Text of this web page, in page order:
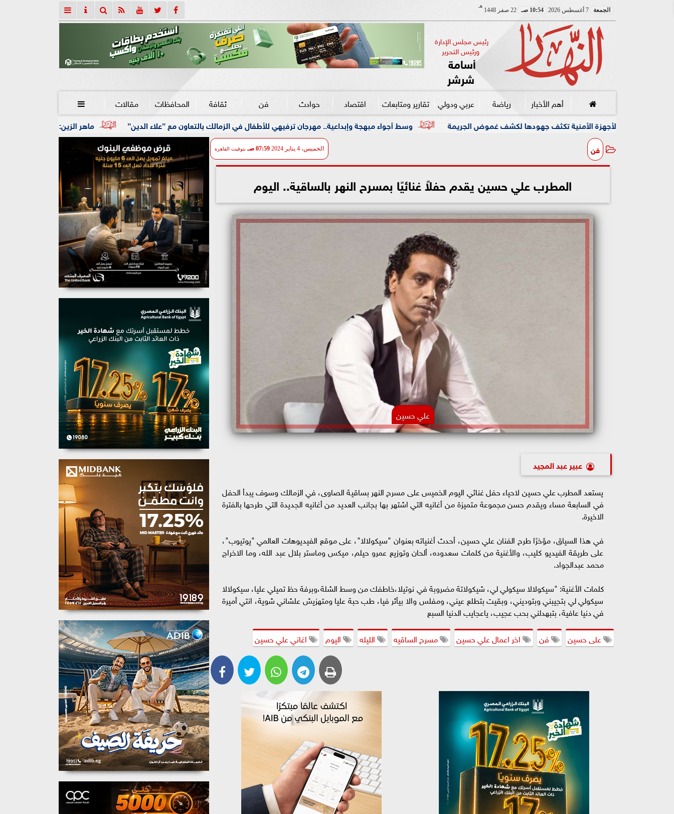
الجمعة 7 أغسطس 2026 10:54 صـ 22 صفر 1448
هـ
رئيس مجلس الإدارة
ورئيس التحرير
أسامة
شرشر
أهم الأخبار رياضة عربي ودولي تقارير ومتابعات اقتصاد حوادث فن ثقافة المحافظات مقالات 
ماهر الزين: 25 حافلة تُعيد 1250 سودانيًا ضمن الفوج الـ41.. والالتزام بوثائق السفر عزز انسيابية العودة الطوعية وسط أجواء مبهجة وإبداعية.. مهرجان ترفيهي للأطفال في الزمالك بالتعاون مع ”علاء الدين” الأمنية تكثف جهودها لكشف غموض الجريمة
فن الخميس، 4 يناير 2024 07:59 صـ بتوقيت القاهرة
المطرب علي حسين يقدم حفلاً غنائيًا بمسرح النهر بالساقية.. اليوم
علي حسين
عبير عبد المجيد
يستعد المطرب علي حسين لاحياء حفل غنائي اليوم الخميس على مسرح النهر بساقية الصاوى، في الزمالك وسوف يبدأ الحفل
في السابعة مساء ويقدم حسن مجموعة متميزة من أغانيه التي اشتهر بها بجانب العديد من أغانيه الجديدة التي طرحها بالفترة
الاخيرة.
في هذا السياق، مؤخرًا طرح الفنان علي حسين، أحدث أغنياته بعنوان "سيكولالا"، على موقع الفيديوهات العالمي "يوتيوب"،
على طريقة الفيديو كليب، والأغنية من كلمات سعدوده، ألحان وتوزيع عمرو حيلم، ميكس وماستر بلال عبد الله، وما الاخراج
محمد عبدالجواد.
كلمات الأغنية: "سيكولالا سيكولي لي، شيكولاتة مضروبة في نوتيلا،خاطفك من وسط الشلة،وبرفة حظ تميلي عليا، سيكولالا
سيكولي لي بتجيبني وبتوديني، وبقيت بتطلع عيني، ومفلس والا بيأثر فيا، طب حبة عليا ومتهزيش علشاني شوية، انتي أميرة
في دنيا عافية، بتبهدلني بحب عجيب، ياعجايب الدنيا السبع
على حسين
فن اخر اعمال علي حسين مسرح الساقيه الليله اليوم اغاني علي حسين